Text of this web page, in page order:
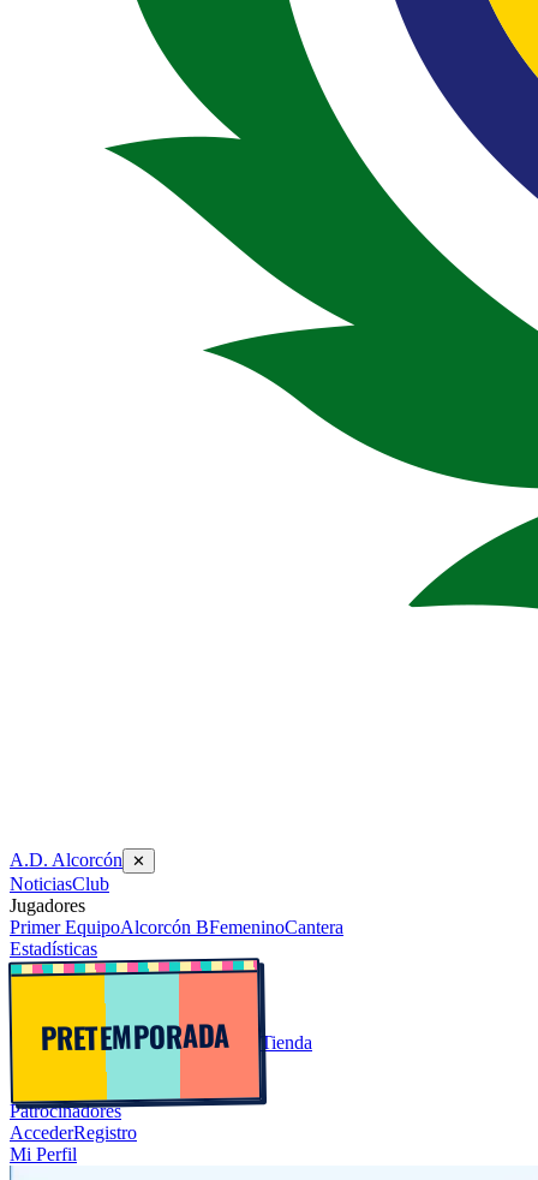
A.D. Alcorcón ✕
NoticiasClub
Jugadores
Primer EquipoAlcorcón BFemeninoCantera
Estadísticas
PRETEMPORADA Tienda
Patrocinadores
AccederRegistro
Mi Perfil